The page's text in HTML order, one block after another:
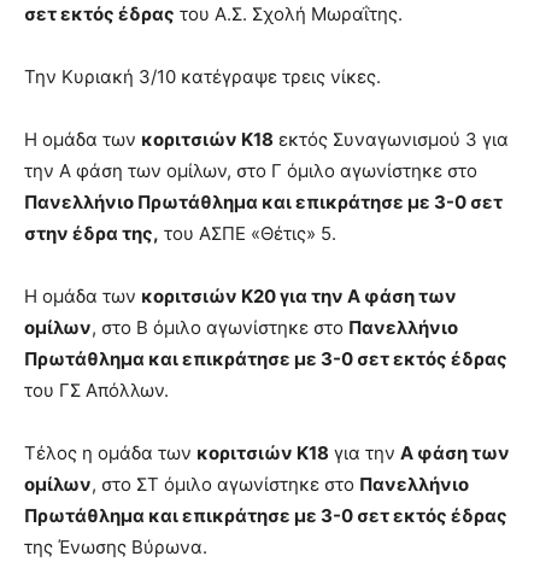
σετ εκτός έδρας του Α.Σ. Σχολή Μωραΐτης.
Την Κυριακή 3/10 κατέγραψε τρεις νίκες.
Η ομάδα των κοριτσιών Κ18 εκτός Συναγωνισμού 3 για
την Α φάση των ομίλων, στο Γ όμιλο αγωνίστηκε στο
Πανελλήνιο Πρωτάθλημα και επικράτησε με 3-0 σετ
στην έδρα της, του ΑΣΠΕ «Θέτις» 5.
Η ομάδα των κοριτσιών Κ20 για την Α φάση των
ομίλων, στο Β όμιλο αγωνίστηκε στο Πανελλήνιο
Πρωτάθλημα και επικράτησε με 3-0 σετ εκτός έδρας
του ΓΣ Απόλλων.
Τέλος η ομάδα των κοριτσιών Κ18 για την Α φάση των
ομίλων, στο ΣΤ όμιλο αγωνίστηκε στο Πανελλήνιο
Πρωτάθλημα και επικράτησε με 3-0 σετ εκτός έδρας
της Ένωσης Βύρωνα.